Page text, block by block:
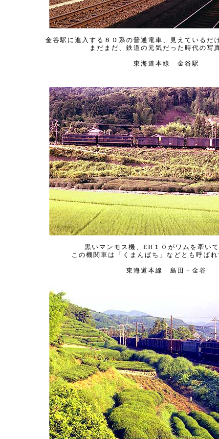
金谷駅に進入する８０系の普通電車、見えているだ
まだまだ、鉄道の元気だった時代の写
東海道本線 金谷駅
黒いマンモス機、EH１０がワムを牽い
この機関車は「くまんばち」などとも呼ば
東海道本線 島田－金谷